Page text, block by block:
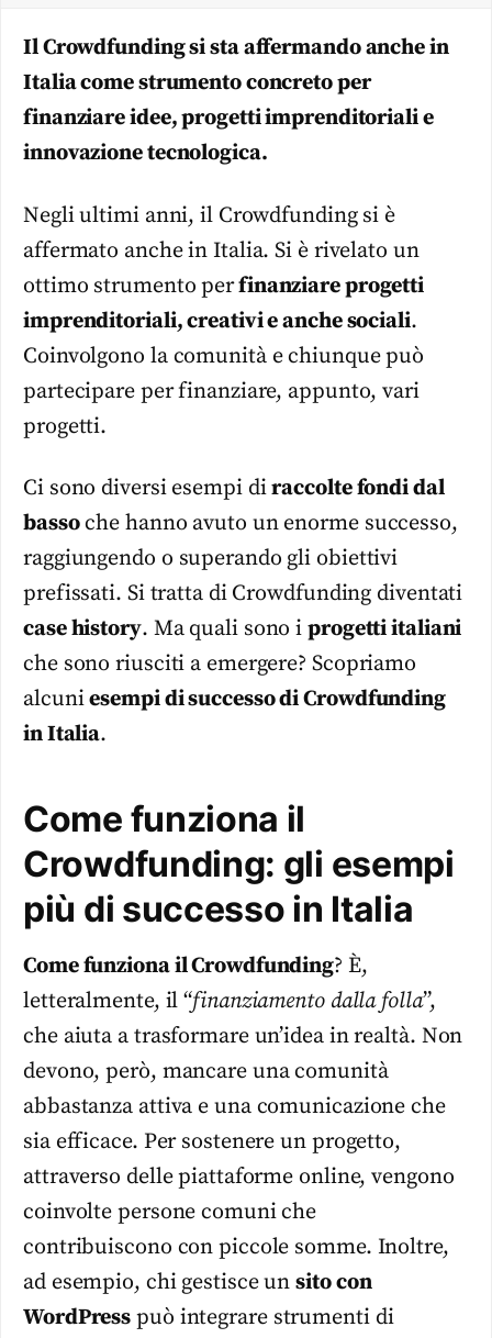
Il Crowdfunding si sta affermando anche in
Italia come strumento concreto per
finanziare idee, progetti imprenditoriali e
innovazione tecnologica.
Negli ultimi anni, il Crowdfunding si è
affermato anche in Italia. Si è rivelato un
ottimo strumento perfinanziare progetti
imprenditoriali, creativi e anche sociali.
Coinvolgono la comunità e chiunque può
partecipare per finanziare, appunto, vari
progetti.
Ci sono diversi esempi diraccolte fondi dal
bassoche hanno avuto un enorme successo,
raggiungendo o superando gli obiettivi
prefissati. Si tratta di Crowdfunding diventati
case history. Ma quali sono iprogetti italiani
che sono riusciti a emergere? Scopriamo
alcuniesempi di successo di Crowdfunding
in Italia.
Come funziona il
Crowdfunding: gli esempi
più di successo in Italia
Come funziona il Crowdfunding? È,
letteralmente, il “finanziamento dalla folla”,
che aiuta a trasformare un’idea in realtà. Non
devono, però, mancare una comunità
abbastanza attiva e una comunicazione che
sia efficace. Per sostenere un progetto,
attraverso delle piattaforme online, vengono
coinvolte persone comuni che
contribuiscono con piccole somme. Inoltre,
ad esempio, chi gestisce unsito con
WordPress può integrare strumenti di